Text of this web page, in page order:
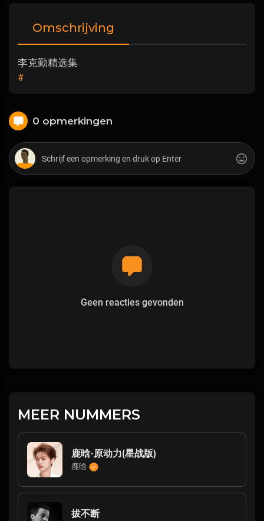
Omschrijving
李克勤精选集
#
0 opmerkingen
Geen reacties gevonden
MEER NUMMERS
鹿晗-原动力(星战版)
鹿晗
拔不断